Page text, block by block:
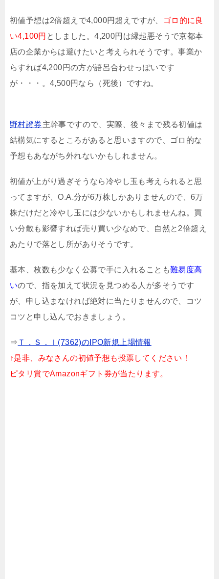
初値予想は2倍超えで4,000円超えですが、
ゴロ的に良
い4,100円 としました。4,200円は縁起悪そうで京都本
店の企業からは避けたいと考えられそうです。事業か
らすれば4,200円の方が語呂合わせっぽいです
が・・・。4,500円なら（死後）ですね。
野村證券 主幹事ですので、実際、後々まで残る初値は
結構気にするところがあると思いますので、ゴロ的な
予想もあながち外れないかもしれません。
初値が上がり過ぎそうなら冷やし玉も考えられると思
ってますが、O.A.分が6万株しかありませんので、6万
株だけだと冷やし玉には少ないかもしれませんね。買
い分散も影響すれば売り買い少なめで、自然と2倍超え
あたりで落とし所がありそうです。
基本、枚数も少なく公募で手に入れることも難易度高
いので、指を加えて状況を見つめる人が多そうです
が、申し込まなければ絶対に当たりませんので、コツ
コツと申し込んでおきましょう。
⇒ Ｔ．Ｓ．Ｉ(7362)のIPO新規上場情報
↑是非、みなさんの初値予想も投票してください！
ピタリ賞でAmazonギフト券が当たります。